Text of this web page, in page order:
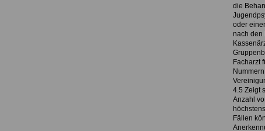
die
oder
nach den
Facharzt
4.5 Zeigt
Anzahl
Fällen